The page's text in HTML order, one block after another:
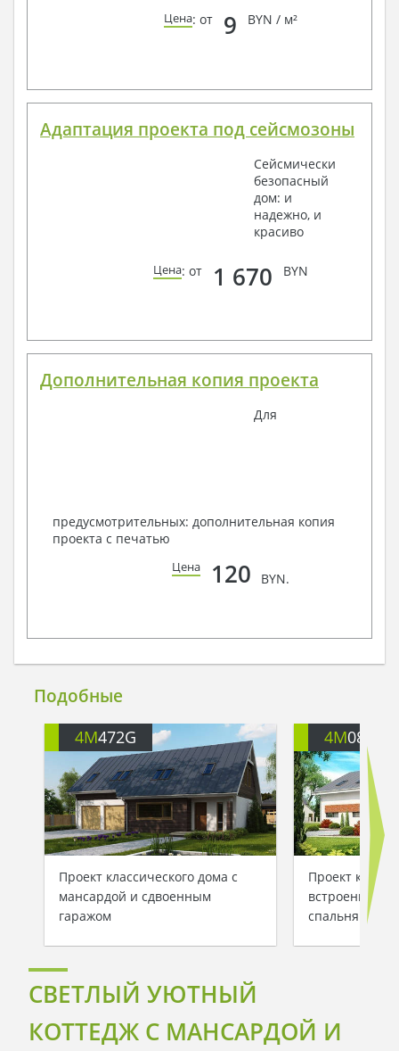
Цена: от 9 BYN / м²
Адаптация проекта под сейсмозоны
Сейсмически
безопасный
дом: и
надежно, и
красиво
Цена: от 1 670 BYN
Дополнительная копия проекта
Для
предусмотрительных: дополнительная копия
проекта с печатью
Цена 120 BYN.
Подобные
4M472G
Проект классического дома с
мансардой и сдвоенным
гаражом
4M082
Проект
встроенным
спальнями
СВЕТЛЫЙ УЮТНЫЙ
КОТТЕДЖ С МАНСАРДОЙ И